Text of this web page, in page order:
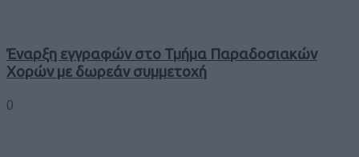
Έναρξη εγγραφών στο Τμήμα Παραδοσιακών
Χορών με δωρεάν συμμετοχή
0